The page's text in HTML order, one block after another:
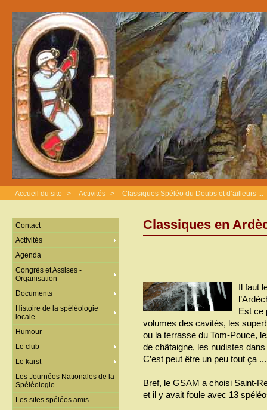
Accueil du site > Activités > Classiques Spéléo du Doubs et d’ailleurs ...
Classiques en
Il faut
Est ce
volumes des cavités, les
ou la terrasse du Tom-Pouce,
de châtaigne, les nudistes
C’est peut être un peu tout ça
Bref, le GSAM a choisi Saint-
et il y avait foule avec 13
Contact
Activités
Agenda
Congrès et Assises -
Organisation
Documents
Histoire de la spéléologie
locale
Humour
Le club
Le karst
Les Journées Nationales de la
Spéléologie
Les sites spéléos amis